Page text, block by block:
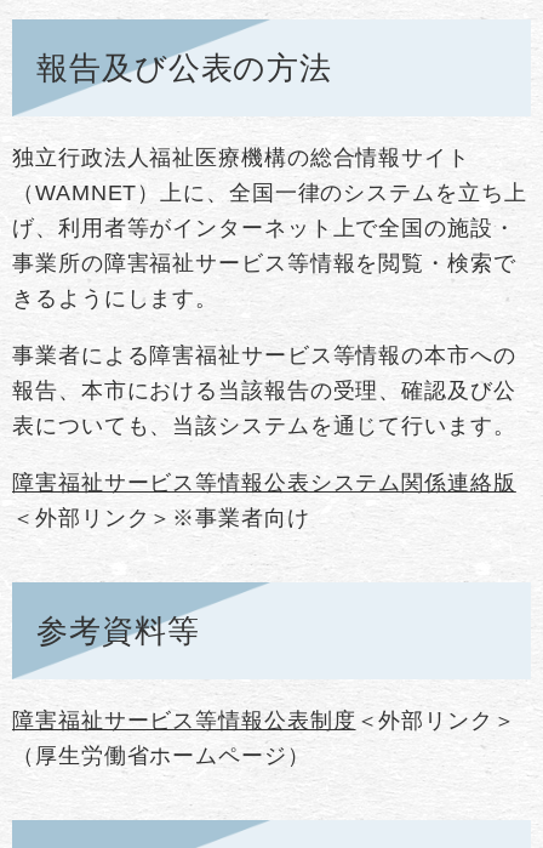
報告及び公表の方法
独立行政法人福祉医療機構の総合情報サイト
（WAMNET）上に、全国一律のシステムを立ち上
げ、利用者等がインターネット上で全国の施設・
事業所の障害福祉サービス等情報を閲覧・検索で
きるようにします。
事業者による障害福祉サービス等情報の本市への
報告、本市における当該報告の受理、確認及び公
表についても、当該システムを通じて行います。
障害福祉サービス等情報公表システム関係連絡版
＜外部リンク＞ ※事業者向け
参考資料等
障害福祉サービス等情報公表制度 ＜外部リンク＞
（厚生労働省ホームページ）